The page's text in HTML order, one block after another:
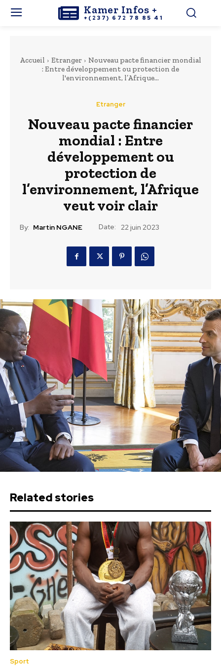
Kamer Infos +
+(237) 672 78 85 41
Accueil Etranger
Nouveau pacte financier mondial
: Entre développement ou protection de
l'environnement, l’Afrique...
Etranger
Nouveau pacte financier
mondial : Entre
développement ou
protection de
l’environnement, l’Afrique
veut voir clair
By: Martin NGANE Date: 22 juin 2023
Related stories
Sport